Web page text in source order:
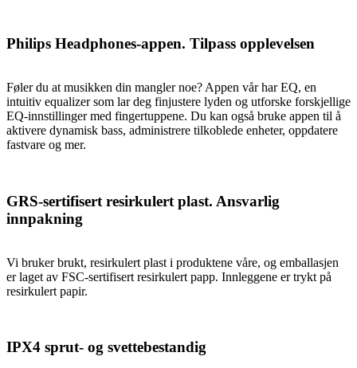
Philips Headphones-appen. Tilpass opplevelsen
Føler du at musikken din mangler noe? Appen vår har EQ, en
intuitiv equalizer som lar deg finjustere lyden og utforske forskjellige
EQ-innstillinger med fingertuppene. Du kan også bruke appen til å
aktivere dynamisk bass, administrere tilkoblede enheter, oppdatere
fastvare og mer.
GRS-sertifisert resirkulert plast. Ansvarlig
innpakning
Vi bruker brukt, resirkulert plast i produktene våre, og emballasjen
er laget av FSC-sertifisert resirkulert papp. Innleggene er trykt på
resirkulert papir.
IPX4 sprut- og svettebestandig